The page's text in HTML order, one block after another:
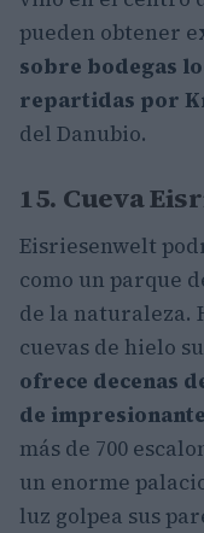
pueden obtener e
sobre bodegas
repartidas por
del Danubio.
15. Cueva
Eisriesenwelt
como un parque
de la naturaleza.
cuevas de hielo
ofrece decenas
de
más de 700
un enorme
luz golpea sus